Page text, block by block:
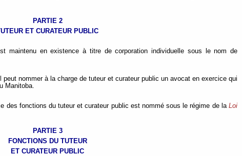
PARTIE 2
ET CURATEUR PUBLIC
maintenu en existence à titre de corporation individuelle sous le nom de
peut nommer à la charge de tuteur et curateur public un avocat en exercice qui
Manitoba.
des fonctions du tuteur et curateur public est nommé sous le régime de la Loi
PARTIE 3
FONCTIONS DU TUTEUR
ET CURATEUR PUBLIC